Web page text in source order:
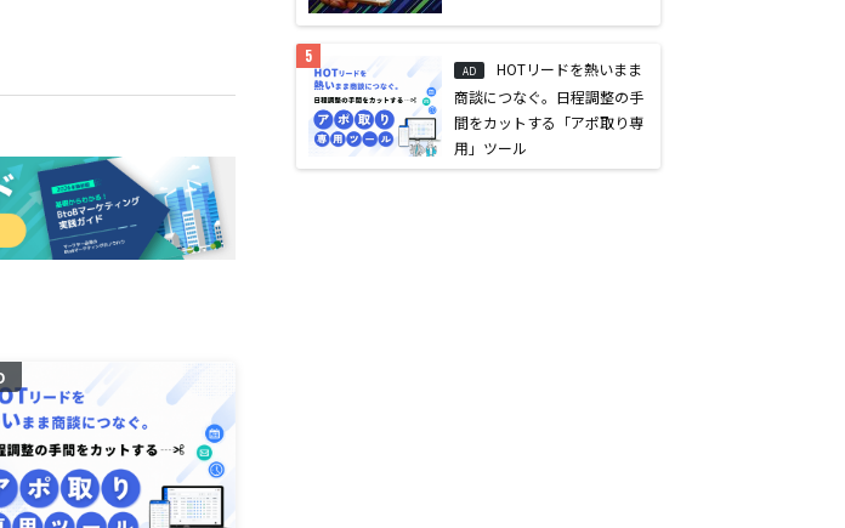
AD
HOTリードを熱いまま
商談につなぐ。日程調整の手
間をカットする「アポ取り専
用」ツール